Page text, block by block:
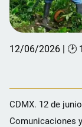
12/06/2026 | 🕑
CDMX. 12 de
Comunicaciones